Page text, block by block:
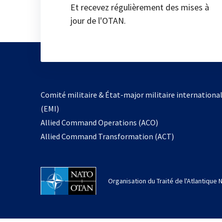
Et recevez régulièrement des mises à
jour de l'OTAN.
Comité militaire & État-major militaire international
(EMI)
Allied Command Operations (ACO)
Allied Command Transformation (ACT)
Organisation du Traité de l'Atlantique